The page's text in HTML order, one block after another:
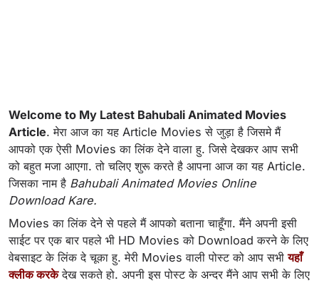
Welcome to My Latest Bahubali Animated Movies
Article. मेरा आज का यह Article Movies से जुड़ा है जिसमे मैं
आपको एक ऐसी Movies का लिंक देने वाला हु. जिसे देखकर आप सभी
को बहुत मजा आएगा. तो चलिए शुरू करते है आपना आज का यह Article.
जिसका नाम है Bahubali Animated Movies Online
Download Kare.
Movies का लिंक देने से पहले मैं आपको बताना चाहूँगा. मैंने अपनी इसी
साईट पर एक बार पहले भी HD Movies को Download करने के लिए
वेबसाइट के लिंक दे चूका हु. मेरी Movies वाली पोस्ट को आप सभीयहाँ
क्लीक करकेदेख सकते हो. अपनी इस पोस्ट के अन्दर मैंने आप सभी के लिए